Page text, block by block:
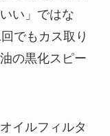
い」ではな
でもカス取り
の黒化スピー
イルフィルタ